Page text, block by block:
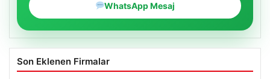
WhatsApp Mesaj
Son Eklenen Firmalar